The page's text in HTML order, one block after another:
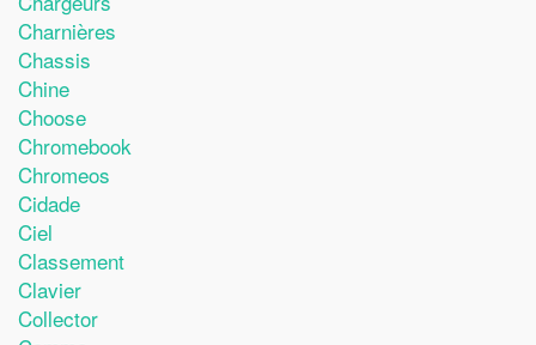
Charnières
Chassis
Chine
Choose
Chromebook
Chromeos
Cidade
Ciel
Classement
Clavier
Collector